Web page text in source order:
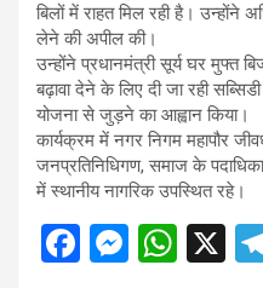
बिलों में राहत मिल रही है।
लेने की अपील की।
उन्होंने प्रधानमंत्री सूर्य घर मुफ्त
बढ़ावा देने के लिए दी जा रही
योजना से जुड़ने का आह्वान किया।
कार्यक्रम में नगर निगम महापौर
जनप्रतिनिधिगण, समाज के
में स्थानीय नागरिक उपस्थित रहे।
F
M W X